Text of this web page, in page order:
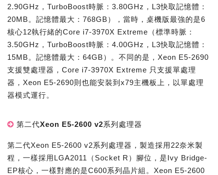
2.90GHz，TurboBoost時脈：3.80GHz，L3快取記憶體：
20MB。記憶體最大：768GB），當時，桌機版最強的是6
核心12執行緒的Core i7-3970X Extreme（標準時脈：
3.50GHz，TurboBoost時脈：4.00GHz，L3快取記憶體：
15MB。記憶體最大：64GB）。不同的是，Xeon E5-2690
支援雙處理器，Core i7-3970X Extreme 只支援單處理
器，Xeon E5-2690則也能安裝到x79主機板上，以單處理
器模式運行。
第二代Xeon E5-2600 v2系列處理器
第二代Xeon E5-2600 v2系列處理器，製造採用22奈米製
程，一樣採用LGA2011（Socket R）腳位，是Ivy Bridge-
EP核心，一樣對應的是C600系列晶片組。Xeon E5-2600